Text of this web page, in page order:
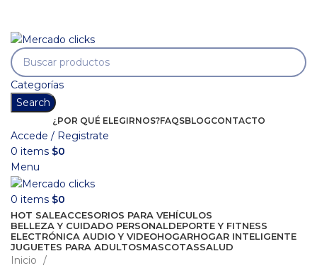
Categorías
Search
¿POR QUÉ ELEGIRNOS?FAQSBLOGCONTACTO
Accede / Registrate
0 items $0
Menu
0 items $0
HOT SALEACCESORIOS PARA VEHÍCULOS
BELLEZA Y CUIDADO PERSONALDEPORTE Y FITNESS
ELECTRÓNICA AUDIO Y VIDEOHOGARHOGAR INTELIGENTE
JUGUETES PARA ADULTOSMASCOTASSALUD
Inicio